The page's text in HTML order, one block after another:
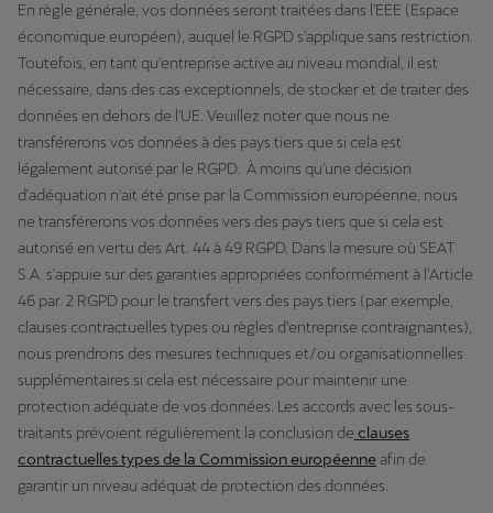
En règle générale, vos données seront traitées dans l'EEE (Espace
économique européen), auquel le RGPD s'applique sans restriction.
Toutefois, en tant qu'entreprise active au niveau mondial, il est
nécessaire, dans des cas exceptionnels, de stocker et de traiter des
données en dehors de l'UE. Veuillez noter que nous ne
transférerons vos données à des pays tiers que si cela est
légalement autorisé par le RGPD. À moins qu'une décision
d'adéquation n'ait été prise par la Commission européenne, nous
ne transférerons vos données vers des pays tiers que si cela est
autorisé en vertu des Art. 44 à 49 RGPD. Dans la mesure où SEAT
S.A. s'appuie sur des garanties appropriées conformément à l'Article
46 par. 2 RGPD pour le transfert vers des pays tiers (par exemple,
clauses contractuelles types ou règles d'entreprise contraignantes),
nous prendrons des mesures techniques et/ou organisationnelles
supplémentaires si cela est nécessaire pour maintenir une
protection adéquate de vos données. Les accords avec les sous-
traitants prévoient régulièrement la conclusion de clauses
contractuelles types de la Commission européenneafin de
garantir un niveau adéquat de protection des données.